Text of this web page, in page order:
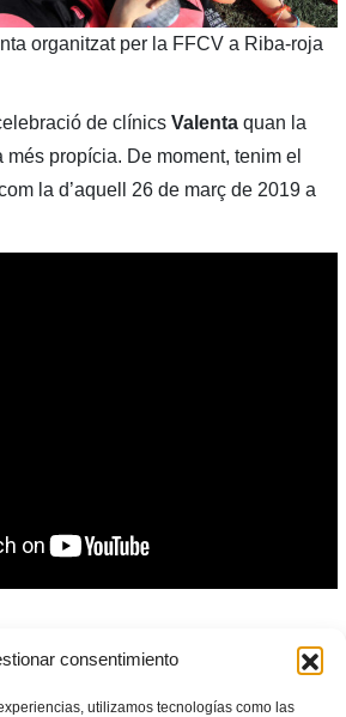
consentimiento
utilizamos tecnologías como las
organitzat per la FFCV a Riba-roja
de clínics Valenta quan la
propícia. De moment, tenim el
la d’aquell 26 de març de 2019 a